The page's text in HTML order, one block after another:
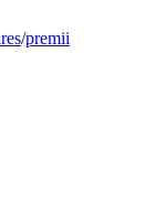
/premii